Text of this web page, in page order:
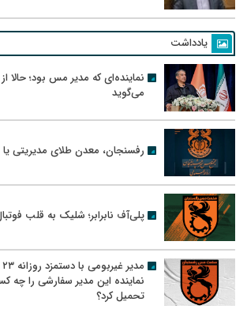
یادداشت
نماینده‌ای که مدیر مس بود؛
می‌گوید
رفسنجان، معدن طلای مدیریتی
پلی‌آف نابرابر؛ شلیک به قلب
نماینده این مدیر سفارشی را
تحمیل کرد؟